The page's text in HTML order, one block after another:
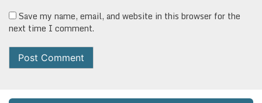
Save my name, email, and website in this browser for the
next time I comment.